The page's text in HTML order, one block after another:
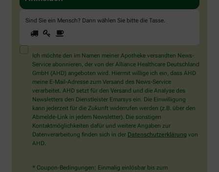
Sind Sie ein Mensch? Dann wählen Sie bitte die Tasse
Sie
ein
Mensch?
Dann
wählen
Sie
bitte
die
Tasse.
1 2
Ich möchte den im Namen meiner Apotheke versandten News-
Service abonnieren, der von der Alliance Healthcare Deutschland
GmbH (AHD) angeboten wird. Hiermit willige ich ein, dass AHD
meine E-Mail-Adresse zum Versand des News-Service
verarbeitet. AHD setzt für den Versand und die Analyse des
Newsletters den Dienstleister Emarsys ein. Die Einwilligung
kann jederzeit für die Zukunft widerrufen werden (z.B. über den
Abmelde-Link in jedem Newsletter). Die sonstigen
Kontaktmöglichkeiten dafür und weitere Angaben zur
Datenverarbeitung finden sich in der Datenschutzerklärung von
AHD.
* Coupon-Bedingungen: Einmalig einlösbar bis zum